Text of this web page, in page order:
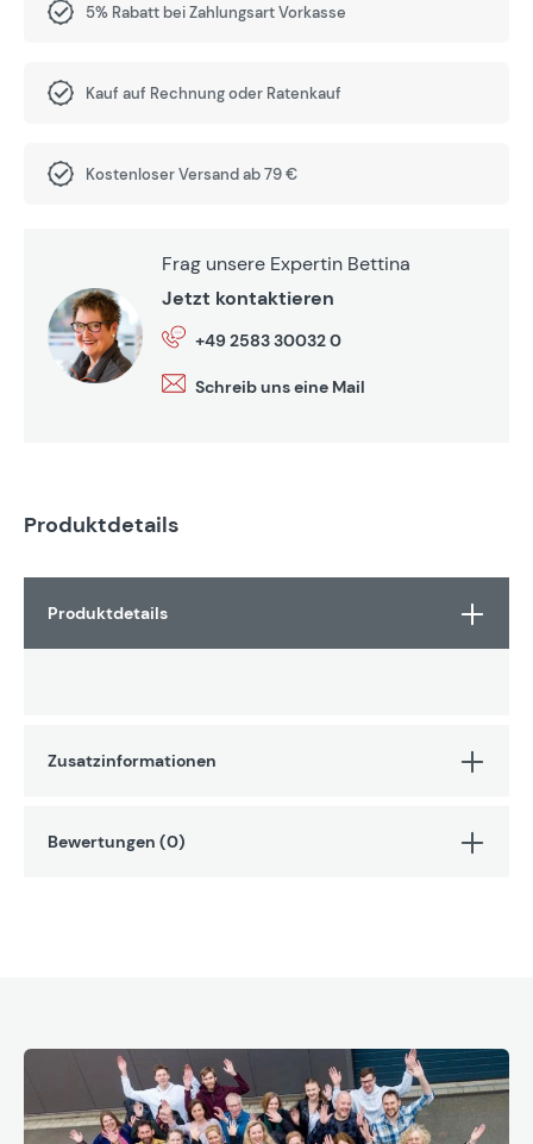
5% Rabatt bei Zahlungsart Vorkasse
Kauf auf Rechnung oder Ratenkauf
Kostenloser Versand ab 79 €
Frag unsere Expertin Bettina
Jetzt kontaktieren
+49 2583 30032 0
Schreib uns eine Mail
Produktdetails
Produktdetails
Zusatzinformationen
Bewertungen (0)